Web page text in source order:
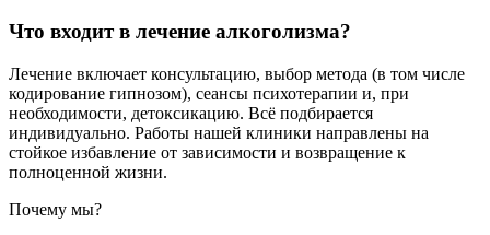
Что входит в лечение алкоголизма?
Лечение включает консультацию, выбор метода (в том числе
кодирование гипнозом), сеансы психотерапии и, при
необходимости, детоксикацию. Всё подбирается
индивидуально. Работы нашей клиники направлены на
стойкое избавление от зависимости и возвращение к
полноценной жизни.
Почему мы?